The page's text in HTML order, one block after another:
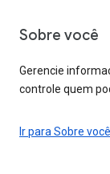
Sobre você
Gerencie
controle quem
Ir para Sobre você